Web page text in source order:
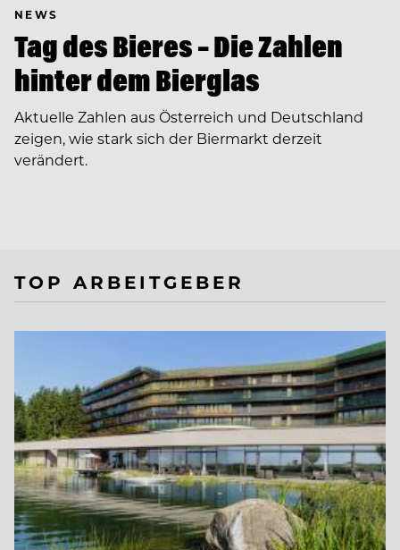
NEWS
Tag des Bieres – Die Zahlen
hinter dem Bierglas
Aktuelle Zahlen aus Österreich und Deutschland
zeigen, wie stark sich der Biermarkt derzeit
verändert.
TOP ARBEITGEBER